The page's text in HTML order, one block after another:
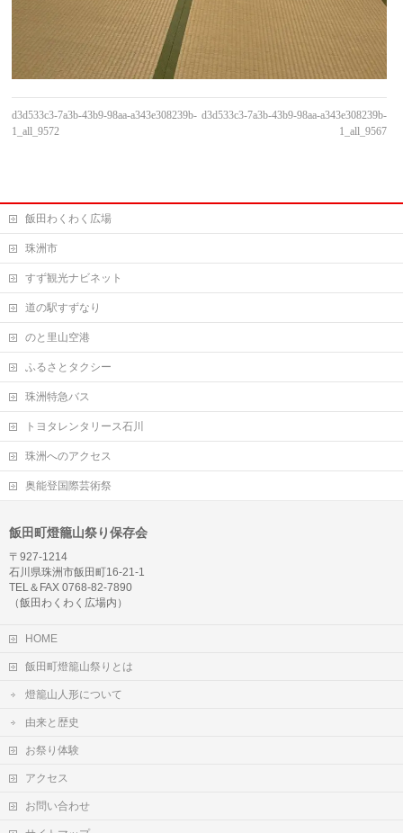
d3d533c3-7a3b-43b9-98aa-a343e308239b-
1_all_9572
d3d533c3-7a3b-43b9-98aa-a343e308239b-
1_all_9567
飯田わくわく広場
珠洲市
すず観光ナビネット
道の駅すずなり
のと里山空港
ふるさとタクシー
珠洲特急バス
トヨタレンタリース石川
珠洲へのアクセス
奥能登国際芸術祭
飯田町燈籠山祭り保存会
〒927-1214
石川県珠洲市飯田町16-21-1
TEL＆FAX 0768-82-7890
（飯田わくわく広場内）
HOME
飯田町燈籠山祭りとは
燈籠山人形について
由来と歴史
お祭り体験
アクセス
お問い合わせ